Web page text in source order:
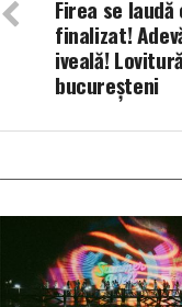
Firea se
finalizat!
iveală!
bucureșteni